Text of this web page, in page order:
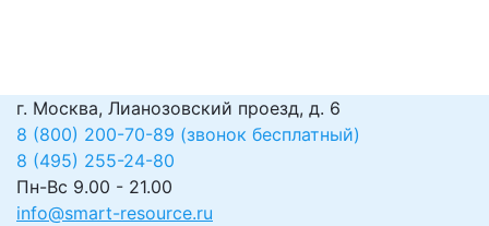
г. Москва, Лианозовский проезд, д. 6
8 (800) 200-70-89 (звонок бесплатный)
8 (495) 255-24-80
Пн-Вс 9.00 - 21.00
info@smart-resource.ru